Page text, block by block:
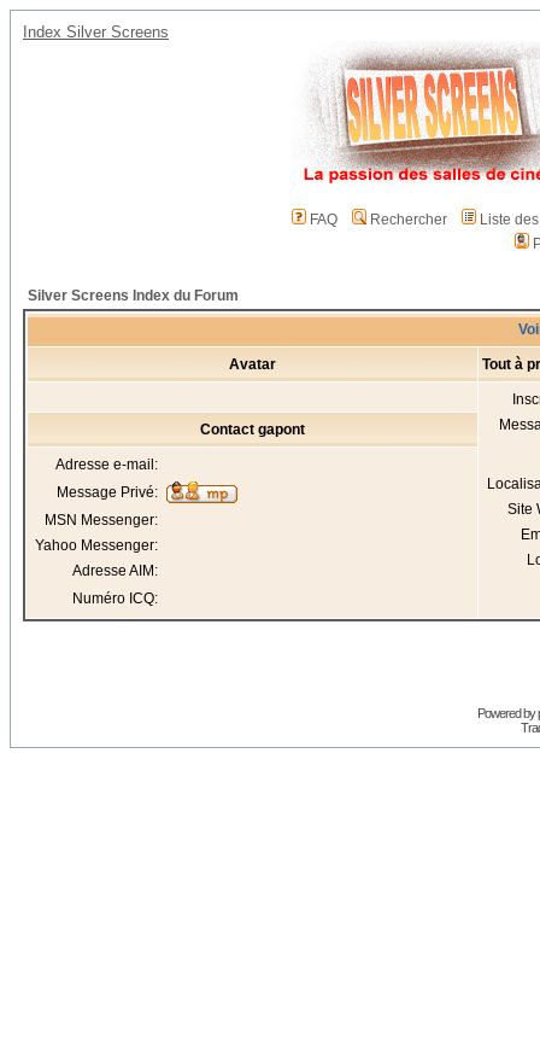
Index Silver Screens
FAQ Rechercher
Liste
Silver Screens Index du Forum
Avatar Tout à
Site
Contact gapont
Adresse e-mail:
Message Privé:
MSN Messenger:
Yahoo Messenger:
Adresse AIM:
Numéro ICQ:
Powered by